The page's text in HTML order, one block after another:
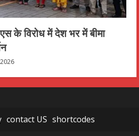
के विरोध में देश भर में बीमा
contact US shortcodes